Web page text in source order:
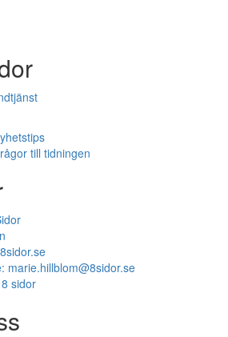
till tidningen
marie.hillblom@8sidor.se
sidor